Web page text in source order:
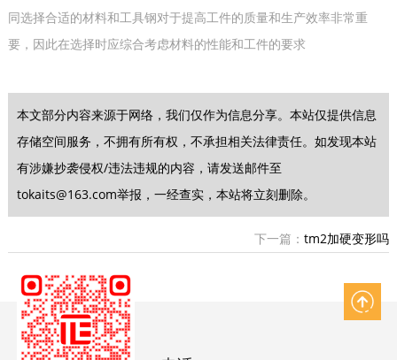
同选择合适的材料和工具钢对于提高工件的质量和生产效率非常重
要，因此在选择时应综合考虑材料的性能和工件的要求
本文部分内容来源于网络，我们仅作为信息分享。本站仅提供信息
存储空间服务，不拥有所有权，不承担相关法律责任。如发现本站
有涉嫌抄袭侵权/违法违规的内容，请发送邮件至
tokaits@163.com举报，一经查实，本站将立刻删除。
下一篇：tm2加硬变形吗